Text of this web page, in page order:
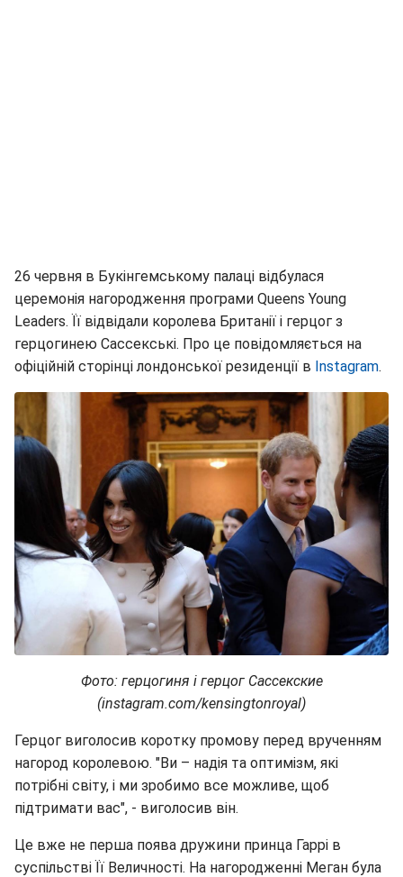
26 червня в Букінгемському палаці відбулася
церемонія нагородження програми Queens Young
Leaders. Її відвідали королева Британії і герцог з
герцогинею Сассекські. Про це повідомляється на
офіційній сторінці лондонської резиденції в Instagram.
Фото: герцогиня і герцог Сассекские
(instagram.com/kensingtonroyal)
Герцог виголосив коротку промову перед врученням
нагород королевою. "Ви – надія та оптимізм, які
потрібні світу, і ми зробимо все можливе, щоб
підтримати вас", - виголосив він.
Це вже не перша поява дружини принца Гаррі в
суспільстві Її Величності. На нагородженні Меган була